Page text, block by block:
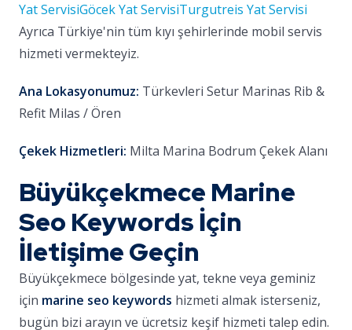
Yat ServisiGöcek Yat ServisiTurgutreis Yat Servisi
Ayrıca Türkiye'nin tüm kıyı şehirlerinde mobil servis
hizmeti vermekteyiz.
Ana Lokasyonumuz: Türkevleri Setur Marinas Rib &
Refit Milas / Ören
Çekek Hizmetleri: Milta Marina Bodrum Çekek Alanı
Büyükçekmece Marine
Seo Keywords İçin
İletişime Geçin
Büyükçekmece bölgesinde yat, tekne veya geminiz
için marine seo keywords hizmeti almak isterseniz,
bugün bizi arayın ve ücretsiz keşif hizmeti talep edin.